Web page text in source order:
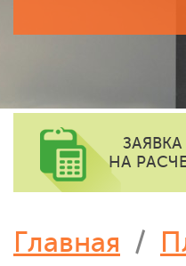
Главная /
ПОРТАЛЬНЫЕЗАЯВКА
НА